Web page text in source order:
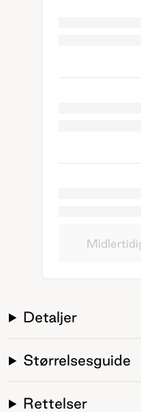
Detaljer
Størrelsesguide
Rettelser